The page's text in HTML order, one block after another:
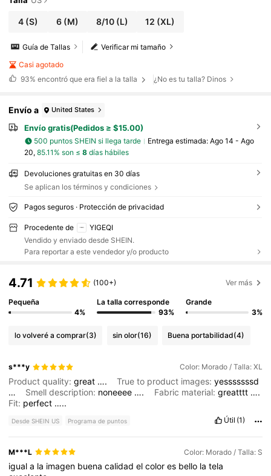
4 (S) 6 (M) 8/10(L) 12 (XL)
Verificar mi tamaño
Guía de Tallas
Casi agotado
93% encontró que era fiel a la talla ¿No es tu talla? Dinos
Envío a United States
Envío gratis(Pedidos ≥ $15.00)
500 puntos SHEIN si llega tarde Entrega estimada: Ago 14 - Ago
20, 85.11% son ≤ 8días hábiles
Devoluciones gratuitas en 30 días
Se aplican los términos y condiciones
Pagos seguros · Protección de privacidad
Procedente de
YIGEQI
Vendido y enviado desde SHEIN.
Para reportar a este vendedor y/o producto
4.71 (100+) Ver más
Pequeña
4%
La talla corresponde
93%
Grande
3%
lo volveré a comprar(3) sin olor(16) Buena portabilidad(4)
s***y Color: Morado / Talla: XL
Product quality:great …. True to product images:yesssssssd
…
Smell description: noneeee …. Fabric material: greatttt ….
Fit: perfect …..
Desde SHEIN US Programa de puntos Útil (1)
M***L Color: Morado / Talla: S
iguala la imagen buenacalidadelcolores bello latela